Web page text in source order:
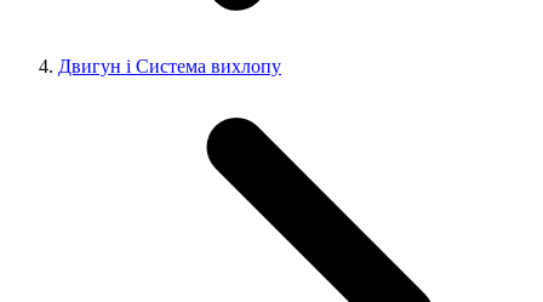
Двигун і Система вихлопу